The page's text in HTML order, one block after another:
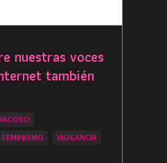
nuestras voces
también
FEMINISMO
VIGILANCIA